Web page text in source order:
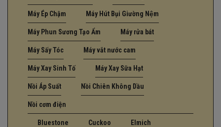
Máy Ép Chậm Máy Hút Bụi Giường Nệm
Máy Phun Sương Tạo Ẩm Máy rửa bát
Máy Sấy Tóc Máy vắt nước cam
Máy Xay Sinh Tố Máy Xay Sữa Hạt
Nồi Áp Suất Nồi Chiên Không Dầu
Nồi cơm điện
Bluestone Cuckoo Elmich